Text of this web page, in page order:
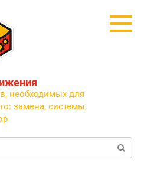
необходимых для
замена, системы,